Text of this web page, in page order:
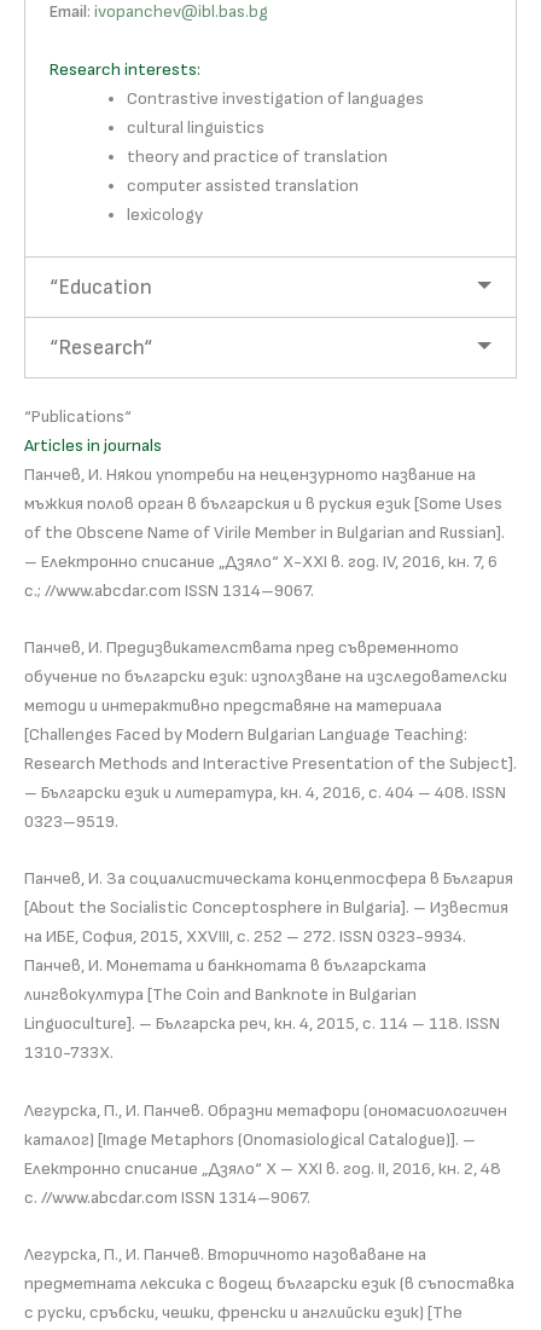
Email: ivopanchev@ibl.bas.bg
Research interests:
Contrastive investigation of languages
cultural linguistics
theory and practice of translation
computer assisted translation
lexicology
“Education
“Research“
“Publications“
Articles in journals
Панчев, И. Някои употреби на нецензурното название на
мъжкия полов орган в българския и в руския език [Some Uses
of the Obscene Name of Virile Member in Bulgarian and Russian].
– Електронно списание „Дзяло“ Х-ХХI в. год. IV, 2016, кн. 7, 6
с.; //www.abcdar.com ISSN 1314–9067.
Панчев, И. Предизвикателствата пред съвременното
обучение по български език: използване на изследователски
методи и интерактивно представяне на материала
[Challenges Faced by Modern Bulgarian Language Teaching:
Research Methods and Interactive Presentation of the Subject].
– Български език и литература, кн. 4, 2016, с. 404 – 408. ISSN
0323–9519.
Панчев, И. За социалистическата концептосфера в България
[About the Socialistic Conceptosphere in Bulgaria]. – Известия
на ИБЕ, София, 2015, XXVIII, с. 252 – 272. ISSN 0323-9934.
Панчев, И. Монетата и банкнотата в българската
лингвокултура [The Coin and Banknote in Bulgarian
Linguoculture]. – Българска реч, кн. 4, 2015, с. 114 – 118. ISSN
1310-733Х.
Легурска, П., И. Панчев. Образни метафори (ономасиологичен
каталог) [Image Metaphors (Onomasiological Catalogue)]. –
Електронно списание „Дзяло“ Х – ХХI в. год. II, 2016, кн. 2, 48
с. //www.abcdar.com ISSN 1314–9067.
Легурска, П., И. Панчев. Вторичното назоваване на
предметната лексика с водещ български език (в съпоставка
с руски, сръбски, чешки, френски и английски език) [The